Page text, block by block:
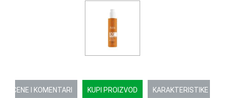
OCENE I KOMENTARI KUPI PROIZVOD KARAKTERISTIKE